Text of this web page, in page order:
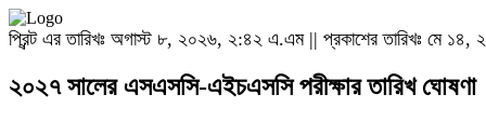
প্রিন্ট এর তারিখঃ অগাস্ট ৮, ২০২৬, ২:৪২ এ.এম || প্রকাশের তারিখঃ মে
২০২৭ সালের এসএসসি-এইচএসসি পরীক্ষার তারিখ ঘোষণা